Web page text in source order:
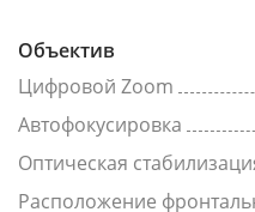
Объектив
Цифровой Zoom
Автофокусировка
Оптическая
Расположение